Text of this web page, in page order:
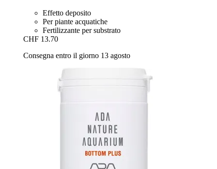
Effetto deposito
Per piante acquatiche
Fertilizzante per substrato
CHF 13.70
Consegna entro il giorno 13 agosto